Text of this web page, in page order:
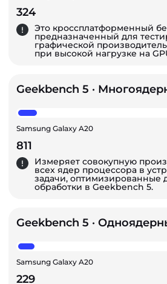
324
Это кроссплатформенный
предназначенный для
графической
при высокой нагрузке на
Geekbench 5 ·
Samsung Galaxy A20
811
Измеряет совокупную
всех ядер процессора в
задачи, оптимизированные
обработки в Geekbench 5.
Geekbench 5 ·
Samsung Galaxy A20
229